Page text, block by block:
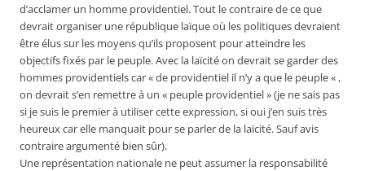
d’acclamer un homme providentiel. Tout le contraire de ce que
devrait organiser une république laïque où les politiques devraient
être élus sur les moyens qu’ils proposent pour atteindre les
objectifs fixés par le peuple. Avec la laïcité on devrait se garder des
hommes providentiels car « de providentiel il n’y a que le peuple « ,
on devrait s’en remettre à un « peuple providentiel » (je ne sais pas
si je suis le premier à utiliser cette expression, si oui j’en suis très
heureux car elle manquait pour se parler de la laïcité. Sauf avis
contraire argumenté bien sûr).
Une représentation nationale ne peut assumer la responsabilité